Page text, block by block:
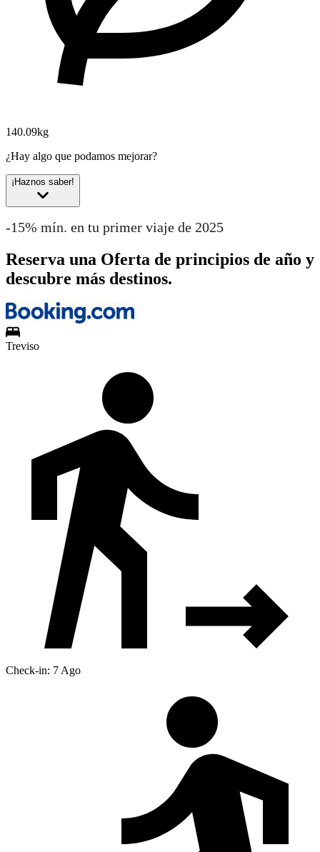
140.09kg
¿Hay algo que podamos mejorar?
¡Haznos saber!
-15% mín. en tu primer viaje de 2025
Reserva una Oferta de principios de año y
descubre más destinos.
Treviso
Check-in: 7 Ago